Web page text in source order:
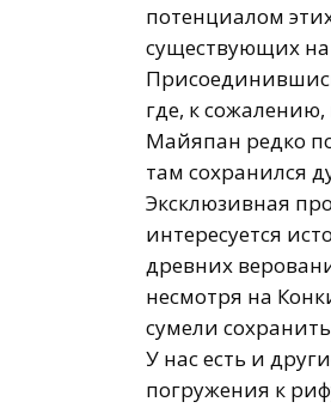
потенциалом
существующих
где, к
Майяпан редко
там сохранился
Эксклюзивная
интересуется
древних
несмотря на
сумели
У нас есть и
погружения к